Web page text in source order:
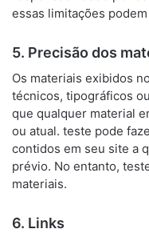
essas limitações
5. Precisão dos
Os materiais exibidos
técnicos, tipográficos
que qualquer material
ou atual. teste pode
contidos em seu site a
prévio. No entanto,
materiais.
6. Links